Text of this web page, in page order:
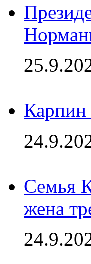
Карпин
Семья
жена